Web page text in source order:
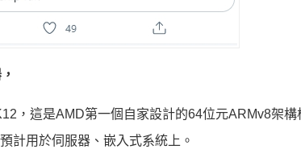
，這是AMD第一個自家設計的64位元ARMv8架構
計用於伺服器、嵌入式系統上。